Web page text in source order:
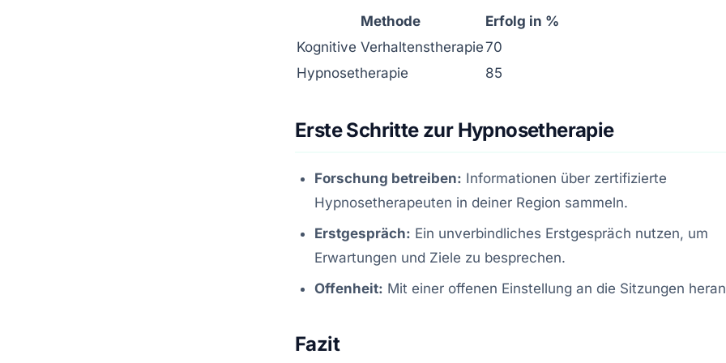
Methode
Erfolg in %
Kognitive Verhaltenstherapie70
Hypnosetherapie
85
Erste Schritte zur Hypnosetherapie
Forschung betreiben: Informationen über zertifizierte
Hypnosetherapeuten in deiner Region sammeln.
Erstgespräch: Ein unverbindliches Erstgespräch nutzen, um
Erwartungen und Ziele zu besprechen.
Offenheit: Mit einer offenen Einstellung an die Sitzungen
Fazit